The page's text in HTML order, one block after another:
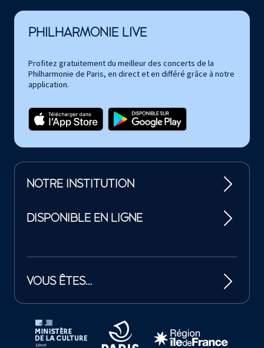
PHILHARMONIE LIVE
Profitez gratuitement du meilleur des concerts de la
Philharmonie de Paris, en direct et en différé grâce à notre
application.
NOTRE INSTITUTION
DISPONIBLE EN LIGNE
VOUS ÊTES…
Tutelles et mécènes de la Philharmonie de Paris